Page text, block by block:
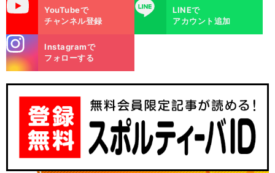
10 KBC
20
へ
YouTubeで
チャンネル登録
LINE
LINEで
アカウント追加
m
Instagramで
フォローする